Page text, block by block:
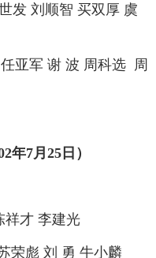
刘顺智 买双厚 虞
亚军 谢 波 周科选 周
年7月25日）
祥才 李建光
荣彪 刘 勇 牛小麟